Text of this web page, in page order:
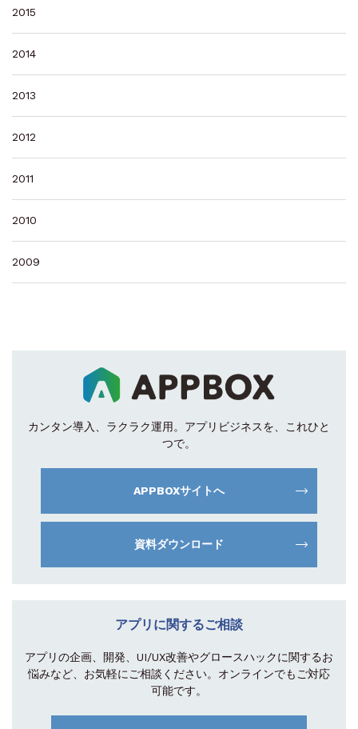
2015
2014
2013
2012
2011
2010
2009
カンタン導入、ラクラク運用。 アプリビジネスを、これひと
つで。
APPBOXサイトへ
資料ダウンロード
アプリに関するご相談
アプリの企画、開発、UI/UX改善やグロースハックに関するお
悩みなど、お気軽にご相談 ください。オンラインでもご対応
可能です。